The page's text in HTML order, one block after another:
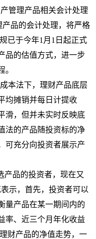
管理产品相关会计处理
产品的会计处理，将严格
已于今年1月1日起正式
品的估值方式，进一步
。
本法下， 理财产品底层
均摊销并每日计提收
滑，但并未实时反映底
法的产品随投资标的净
可充分向投资者展示产
产品的投资者，现在又
示，首先， 投资者可以
量产品在某一期间内的
率、 近三个月年化收益
理财产品的净值走势，一